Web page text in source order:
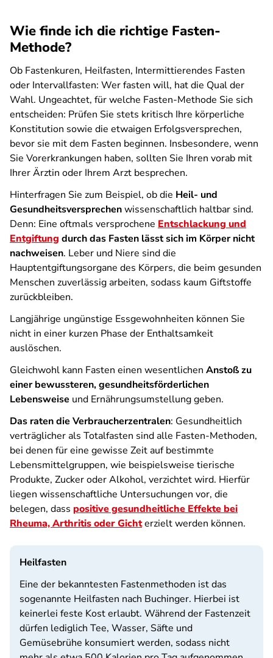
Wie finde ich die richtige Fasten-
Methode?
Ob Fastenkuren, Heilfasten, Intermittierendes Fasten
oder Intervallfasten: Wer fasten will, hat die Qual der
Wahl. Ungeachtet, für welche Fasten-Methode Sie sich
entscheiden: Prüfen Sie stets kritisch Ihre körperliche
Konstitution sowie die etwaigen Erfolgsversprechen,
bevor sie mit dem Fasten beginnen. Insbesondere, wenn
Sie Vorerkrankungen haben, sollten Sie Ihren vorab mit
Ihrer Ärztin oder Ihrem Arzt besprechen.
Hinterfragen Sie zum Beispiel, ob die Heil- und
Gesundheitsversprechenwissenschaftlich haltbar sind.
Denn: Eine oftmals versprochene Entschlackung und
Entgiftung durch das Fasten lässt sich im Körper nicht
nachweisen. Leber und Niere sind die
Hauptentgiftungsorgane des Körpers, die beim gesunden
Menschen zuverlässig arbeiten, sodass kaum Giftstoffe
zurückbleiben.
Langjährige ungünstige Essgewohnheiten können Sie
nicht in einer kurzen Phase der Enthaltsamkeit
auslöschen.
Gleichwohl kann Fasten einen wesentlichen Anstoß zu
einer bewussteren, gesundheitsförderlichen
Lebensweise und Ernährungsumstellung geben.
Das raten die Verbraucherzentralen: Gesundheitlich
verträglicher als Totalfasten sind alle Fasten-Methoden,
bei denen für eine gewisse Zeit auf bestimmte
Lebensmittelgruppen, wie beispielsweise tierische
Produkte, Zucker oder Alkohol, verzichtet wird. Hierfür
liegen wissenschaftliche Untersuchungen vor, die
belegen, dass positive gesundheitliche Effekte bei
Rheuma, Arthritis oder Gichterzielt werden können.
Heilfasten
Eine der bekanntesten Fastenmethoden ist das
sogenannte Heilfasten nach Buchinger. Hierbei ist
keinerlei feste Kost erlaubt. Während der Fastenzeit
dürfen lediglich Tee, Wasser, Säfte und
Gemüsebrühe konsumiert werden, sodass nicht